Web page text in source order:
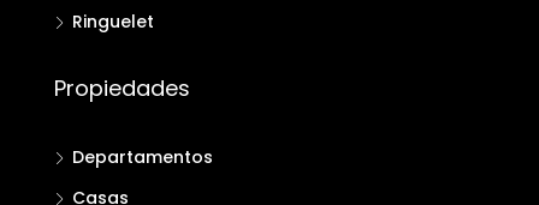
Ringuelet
Propiedades
Departamentos
Casas